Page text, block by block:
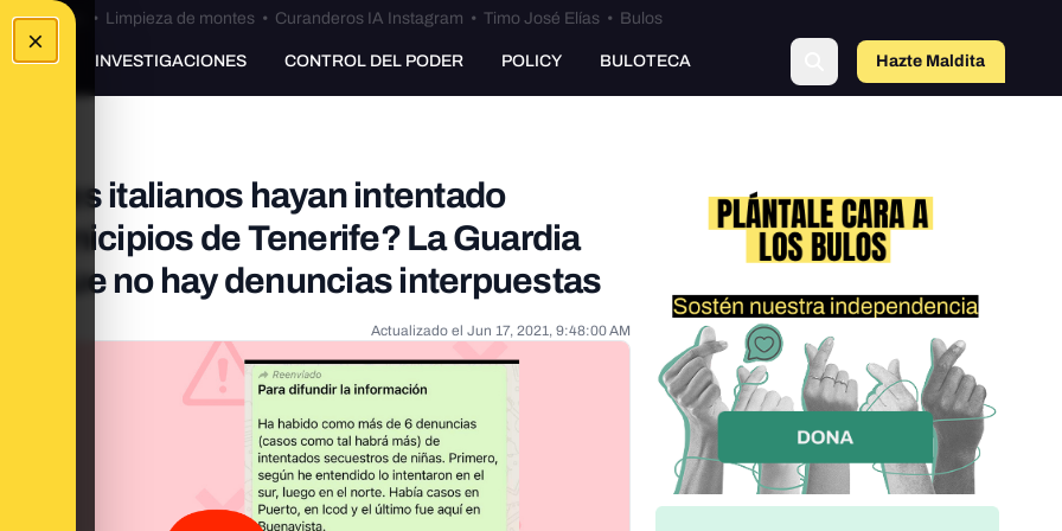
×
Bulos Ceuta • Limpieza de montes• Curanderos IA Instagram • Timo José Elías• Bulos
INVESTIGACIONES CONTROL DEL PODER POLICY BULOTECA Hazte Maldita
italianos hayan intentado
municipios de Tenerife? La Guardia
que no hay denuncias interpuestas
Actualizado el Jun 17, 2021, 9:48:00 AM